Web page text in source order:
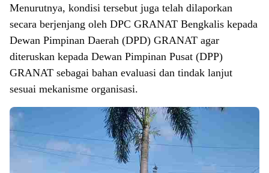
Menurutnya, kondisi tersebut juga telah dilaporkan
secara berjenjang oleh DPC GRANAT Bengkalis kepada
Dewan Pimpinan Daerah (DPD) GRANAT agar
diteruskan kepada Dewan Pimpinan Pusat (DPP)
GRANAT sebagai bahan evaluasi dan tindak lanjut
sesuai mekanisme organisasi.